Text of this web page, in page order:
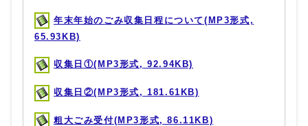
年末年始のごみ収集日程について(MP3形式,
65.93KB)
収集日①(MP3形式, 92.94KB)
収集日②(MP3形式, 181.61KB)
粗大ごみ受付(MP3形式, 86.11KB)